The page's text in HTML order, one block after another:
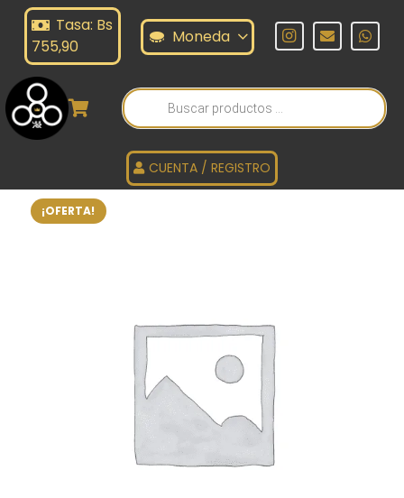
Tasa: Bs
755,90
Moneda
Búsqueda
de
productos
CUENTA / REGISTRO
¡OFERTA!